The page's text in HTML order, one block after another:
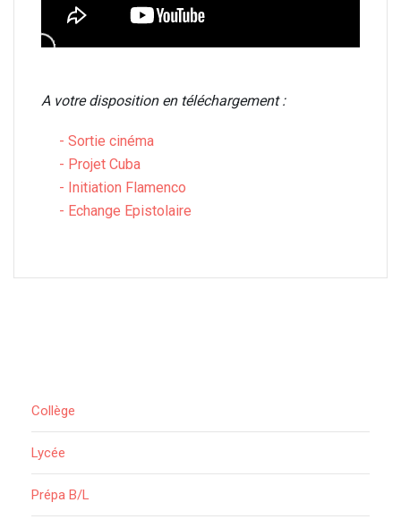
A votre disposition en téléchargement :
- Sortie cinéma
- Projet Cuba
- Initiation Flamenco
- Echange Epistolaire
Collège
Lycée
Prépa B/L